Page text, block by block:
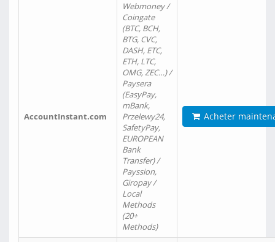
AccountInstant.com
Webmoney /
Coingate
(BTC, BCH,
BTG, CVC,
DASH, ETC,
ETH, LTC,
OMG, ZEC…) /
Paysera
(EasyPay,
mBank,
Przelewy24,
SafetyPay,
EUROPEAN
Bank
Transfer) /
Payssion,
Giropay /
Local
Methods
(20+
Methods)
Acheter